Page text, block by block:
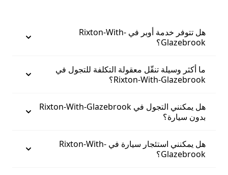
هل تتوفر خدمة أوبر في Rixton-With-
Glazebrook؟
ما أكثر وسيلة تنقّل معقولة التكلفة للتجول في
Rixton-With-Glazebrook؟
هل يمكنني التجول في Rixton-With-Glazebrook
بدون سيارة؟
هل يمكنني استئجار سيارة في Rixton-With-
Glazebrook؟